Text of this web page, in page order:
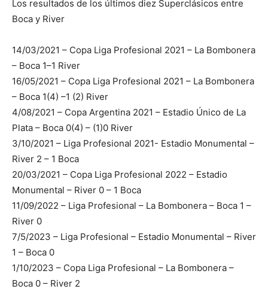
Los resultados de los últimos diez Superclásicos entre
Boca y River
14/03/2021 – Copa Liga Profesional 2021 – La Bombonera
– Boca 1–1 River
16/05/2021 – Copa Liga Profesional 2021 – La Bombonera
– Boca 1(4) –1 (2) River
4/08/2021 – Copa Argentina 2021 – Estadio Único de La
Plata – Boca 0(4) – (1)0 River
3/10/2021 – Liga Profesional 2021- Estadio Monumental –
River 2 – 1 Boca
20/03/2021 – Copa Liga Profesional 2022 – Estadio
Monumental – River 0 – 1 Boca
11/09/2022 – Liga Profesional – La Bombonera – Boca 1 –
River 0
7/5/2023 – Liga Profesional – Estadio Monumental – River
1 – Boca 0
1/10/2023 – Copa Liga Profesional – La Bombonera –
Boca 0 – River 2